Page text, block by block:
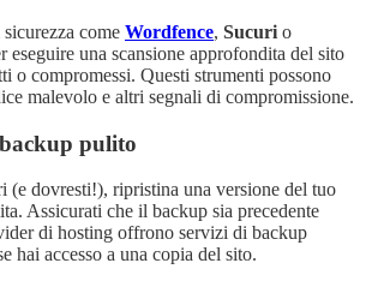
come Wordfence, Sucuri o
eseguire una scansione approfondita del sito
o compromessi. Questi strumenti possono
malevolo e altri segnali di compromissione.
pulito
(e dovresti!), ripristina una versione del tuo
Assicurati che il backup sia precedente
di hosting offrono servizi di backup
hai accesso a una copia del sito.